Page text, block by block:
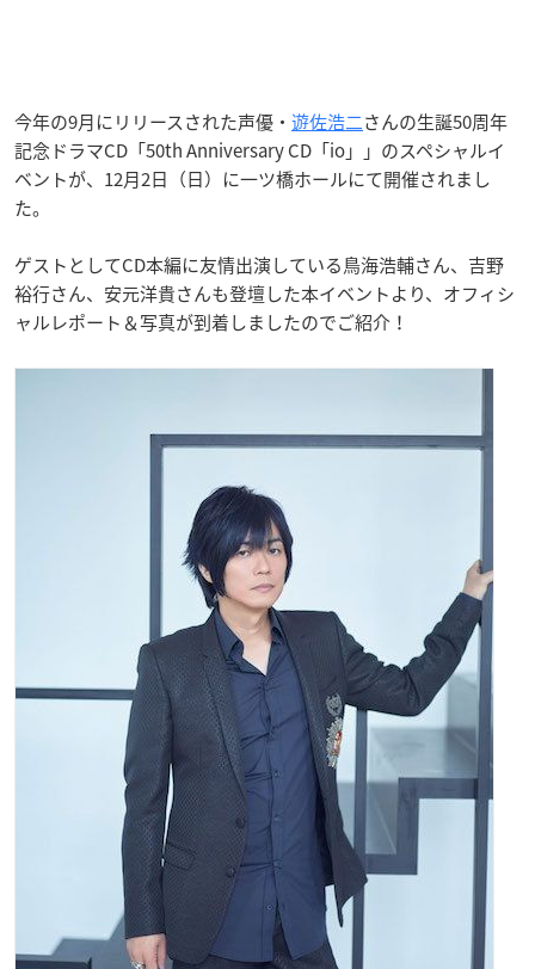
今年の9月にリリースされた声優・ 遊佐浩二さんの生誕50周年
記念ドラマCD「50th Anniversary CD「io」」のスペシャルイ
ベントが、12月2日（日）に一ツ橋ホールにて開催されまし
た。
ゲストとしてCD本編に友情出演している鳥海浩輔さん、吉野
裕行さん、安元洋貴さんも登壇した本イベントより、オフィシ
ャルレポート＆写真が到着しましたのでご紹介！